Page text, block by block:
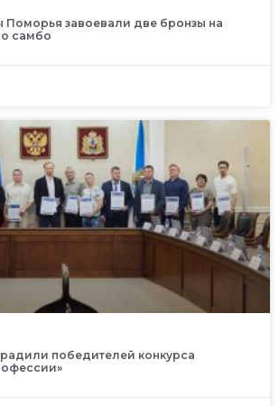
Поморья завоевали две бронзы на
самбо
победителей конкурса